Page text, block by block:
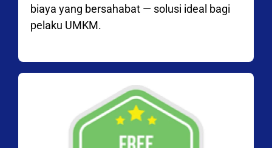
biaya yang bersahabat — solusi ideal bagi
pelaku UMKM.